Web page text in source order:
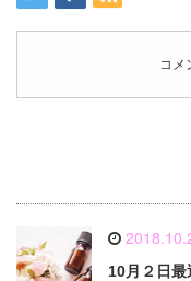
コメ
10月２日最